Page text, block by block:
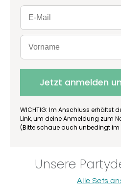
Jetzt anmelden
WICHTIG: Im Anschluss erhältst
Link, um deine Anmeldung zum
(Bitte schaue auch unbedingt im
Unsere
Alle Sets